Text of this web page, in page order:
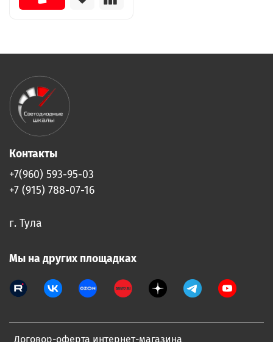
Договор-оферта интернет-магазина
Контакты
+7(960) 593-95-03
+7 (915) 788-07-16
г. Тула
Мы на других площадках